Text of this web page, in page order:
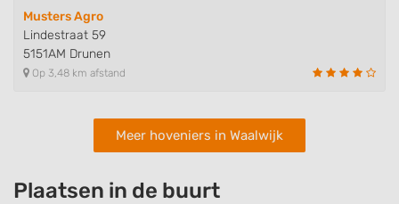
Musters Agro
Lindestraat 59
5151AM Drunen
Op 3,48 km afstand
Meer hoveniers in Waalwijk
Plaatsen in de buurt